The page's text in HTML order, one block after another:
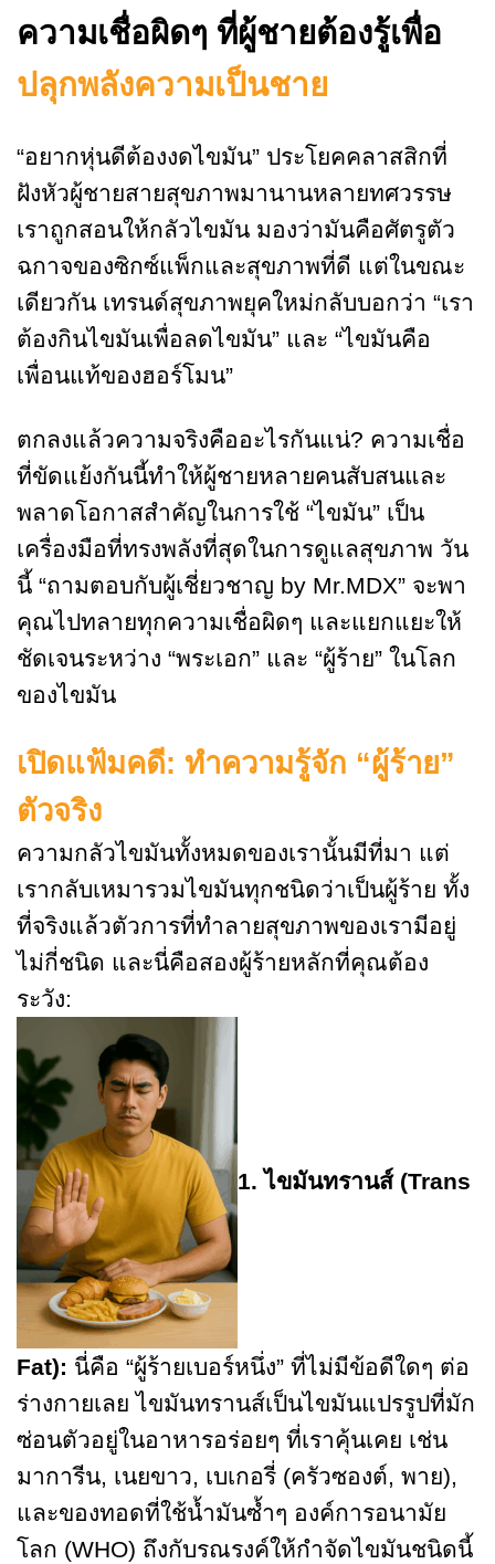
ความเชื่อผิดๆ ที่ผู้ชายต้องรู้เพื่อ
ปลุกพลังความเป็นชาย
“อยากหุ่นดีต้องงดไขมัน” ประโยคคลาสสิกที่
ฝังหัวผู้ชายสายสุขภาพมานานหลายทศวรรษ
เราถูกสอนให้กลัวไขมัน มองว่ามันคือศัตรูตัว
ฉกาจของซิกซ์แพ็กและสุขภาพที่ดี แต่ในขณะ
เดียวกัน เทรนด์สุขภาพยุคใหม่กลับบอกว่า “เรา
ต้องกินไขมันเพื่อลดไขมัน” และ “ไขมันคือ
เพื่อนแท้ของฮอร์โมน”
ตกลงแล้วความจริงคืออะไรกันแน่? ความเชื่อ
ที่ขัดแย้งกันนี้ทำให้ผู้ชายหลายคนสับสนและ
พลาดโอกาสสำคัญในการใช้ “ไขมัน” เป็น
เครื่องมือที่ทรงพลังที่สุดในการดูแลสุขภาพ วัน
นี้ “ถามตอบกับผู้เชี่ยวชาญ by Mr.MDX” จะพา
คุณไปทลายทุกความเชื่อผิดๆ และแยกแยะให้
ชัดเจนระหว่าง “พระเอก” และ “ผู้ร้าย” ในโลก
ของไขมัน
เปิดแฟ้มคดี: ทำความรู้จัก “ผู้ร้าย”
ตัวจริง
ความกลัวไขมันทั้งหมดของเรานั้นมีที่มา แต่
เรากลับเหมารวมไขมันทุกชนิดว่าเป็นผู้ร้าย ทั้ง
ที่จริงแล้วตัวการที่ทำลายสุขภาพของเรามีอยู่
ไม่กี่ชนิด และนี่คือสองผู้ร้ายหลักที่คุณต้อง
ระวัง:
1. ไขมันทรานส์ (Trans
Fat): นี่คือ “ผู้ร้ายเบอร์หนึ่ง” ที่ไม่มีข้อดีใดๆ ต่อ
ร่างกายเลย ไขมันทรานส์เป็นไขมันแปรรูปที่มัก
ซ่อนตัวอยู่ในอาหารอร่อยๆ ที่เราคุ้นเคย เช่น
มาการีน, เนยขาว, เบเกอรี่ (ครัวซองต์, พาย),
และของทอดที่ใช้น้ำมันซ้ำๆ องค์การอนามัย
โลก (WHO) ถึงกับรณรงค์ให้กำจัดไขมันชนิดนี้